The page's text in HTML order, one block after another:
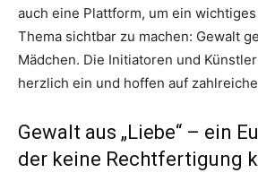
auch eine Plattform, um ein
Thema sichtbar zu machen: Gewalt
Mädchen. Die Initiatoren und
herzlich ein und hoffen auf
Gewalt aus „Liebe“ – ein
der keine Rechtfertigung